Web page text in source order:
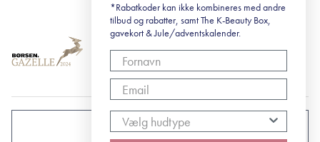
DANMARK
*Rabatkoder kan ikke kombineres med andre
tilbud og rabatter, samt The K-Beauty Box,
gavekort & Jule/adventskalender.